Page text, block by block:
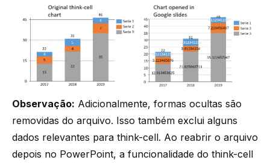
Observação: Adicionalmente, formas ocultas são
removidas do arquivo. Isso também exclui alguns
dados relevantes para think-cell. Ao reabrir o arquivo
depois no PowerPoint, a funcionalidade do think-cell